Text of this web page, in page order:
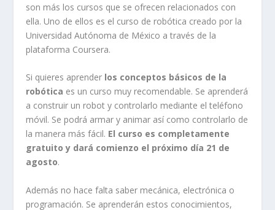
son más los cursos que se ofrecen relacionados con
ella. Uno de ellos es el curso de robótica creado por la
Universidad Autónoma de México a través de la
plataforma Coursera.
Si quieres aprender los conceptos básicos de la
robótica es un curso muy recomendable. Se aprenderá
a construir un robot y controlarlo mediante el teléfono
móvil. Se podrá armar y animar así como controlarlo de
la manera más fácil. El curso es completamente
gratuito y dará comienzo el próximo día 21 de
agosto.
Además no hace falta saber mecánica, electrónica o
programación. Se aprenderán estos conocimientos,